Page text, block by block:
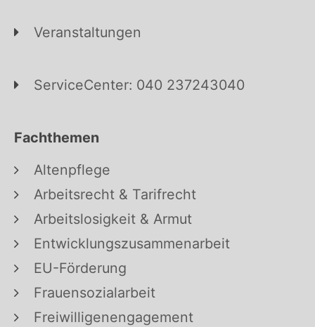
Veranstaltungen
ServiceCenter: 040 237243040
Fachthemen
Altenpflege
Arbeitsrecht & Tarifrecht
Arbeitslosigkeit & Armut
Entwicklungszusammenarbeit
EU-Förderung
Frauensozialarbeit
Freiwilligenengagement